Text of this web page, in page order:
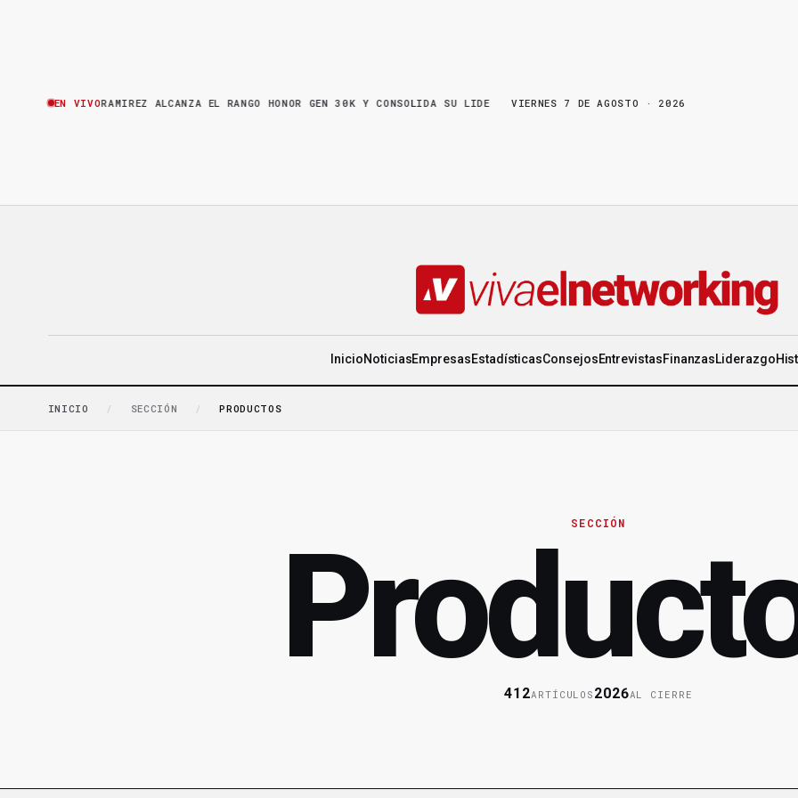
EN VIVO
BRUNO RAMIREZ ALCANZA EL RANGO HONOR GEN 30K Y CONSOLIDA SU LIDERAZGO EN WORLD GEN LA FRUTA MADURA NO ESPERA: HAY
VIERNES 7 DE AGOSTO · 2026
InicioNoticiasEmpresasEstadísticasConsejosEntrevistasFinanzasLiderazgo
INICIO / SECCIÓN / PRODUCTOS
SECCIÓN
412ARTÍCULOS 2026AL CIERRE